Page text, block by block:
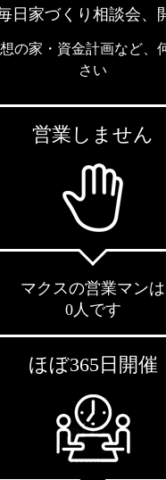
日家づくり相談会、
の家・資金計画など、
さい
営業しません
マクスの営業マンは
0人です
ほぼ365日開催